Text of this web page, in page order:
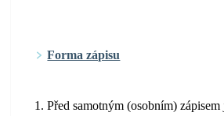
Forma zápisu
1. Před samotným (osobním) zápisem